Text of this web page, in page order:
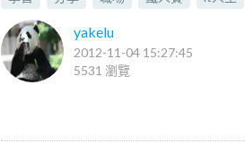
yakelu
2012-11-04 15:27:45
5531 瀏覽